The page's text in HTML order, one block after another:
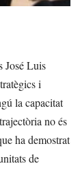
José Luis
i
la capacitat
no és
ha demostrat
de